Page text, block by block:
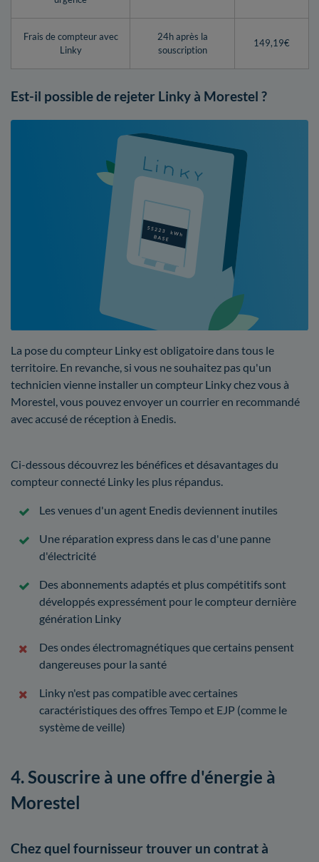
Frais de compteur avec
Linky
24h après la
souscription
149,19€
Est-il possible de rejeter Linky à Morestel ?
La pose du compteur Linky est obligatoire dans tous le
territoire. En revanche, si vous ne souhaitez pas qu'un
technicien vienne installer un compteur Linky chez vous à
Morestel, vous pouvez envoyer un courrier en recommandé
avec accusé de réception à Enedis.
Ci-dessous découvrez les bénéfices et désavantages du
compteur connecté Linky les plus répandus.
Les venues d'un agent Enedis deviennent inutiles
Une réparation express dans le cas d'une panne
d'électricité
Des abonnements adaptés et plus compétitifs sont
développés expressément pour le compteur dernière
génération Linky
Des ondes électromagnétiques que certains pensent
dangereuses pour la santé
Linky n'est pas compatible avec certaines
caractéristiques des offres Tempo et EJP (comme le
système de veille)
4. Souscrire à une offre d'énergie à
Morestel
Chez quel fournisseur trouver un contrat à